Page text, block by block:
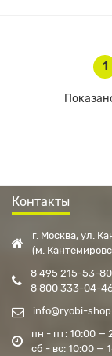
1
Контакты
г. Москва, ул.
(м.
8 495 215-53-80
8 800 333-04-
info@ryobi-
пн - пт: 10:00 —
сб - вс: 10:00 —